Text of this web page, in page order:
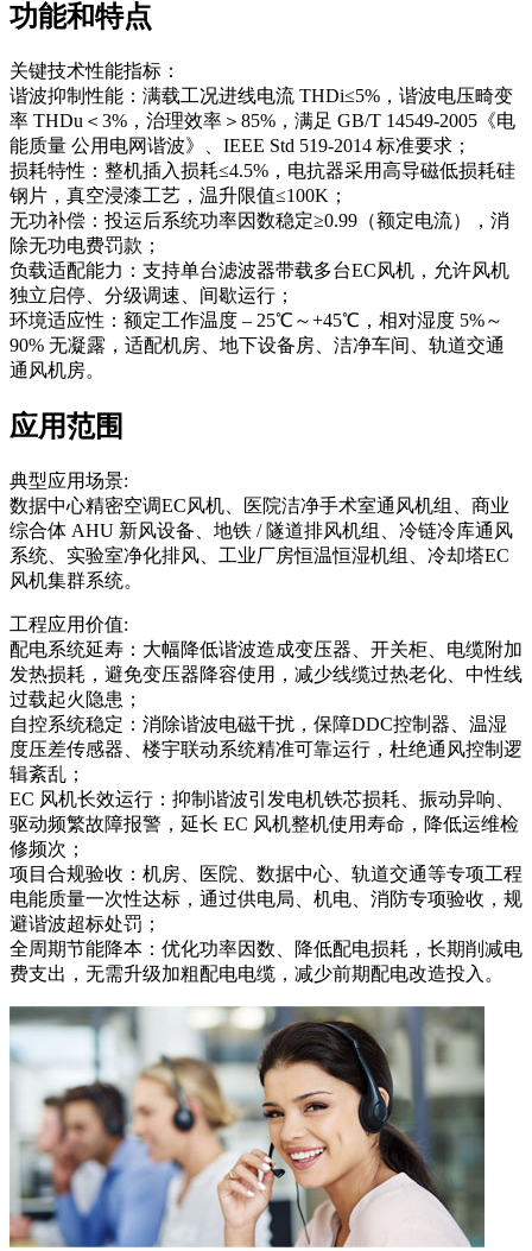
功能和特点
关键技术性能指标：
谐波抑制性能：满载工况进线电流 THDi≤5%，谐波电压畸变
率 THDu＜3%，治理效率＞85%，满足 GB/T 14549-2005《电
能质量 公用电网谐波》、IEEE Std 519-2014 标准要求；
损耗特性：整机插入损耗≤4.5%，电抗器采用高导磁低损耗硅
钢片，真空浸漆工艺，温升限值≤100K；
无功补偿：投运后系统功率因数稳定≥0.99（额定电流），消
除无功电费罚款；
负载适配能力：支持单台滤波器带载多台EC风机，允许风机
独立启停、分级调速、间歇运行；
环境适应性：额定工作温度 – 25℃～+45℃，相对湿度 5%～
90% 无凝露，适配机房、地下设备房、洁净车间、轨道交通
通风机房。
应用范围
典型应用场景:
数据中心精密空调EC风机、医院洁净手术室通风机组、商业
综合体 AHU 新风设备、地铁 / 隧道排风机组、冷链冷库通风
系统、实验室净化排风、工业厂房恒温恒湿机组、冷却塔EC
风机集群系统。
工程应用价值:
配电系统延寿：大幅降低谐波造成变压器、开关柜、电缆附加
发热损耗，避免变压器降容使用，减少线缆过热老化、中性线
过载起火隐患；
自控系统稳定：消除谐波电磁干扰，保障DDC控制器、温湿
度压差传感器、楼宇联动系统精准可靠运行，杜绝通风控制逻
辑紊乱；
EC 风机长效运行：抑制谐波引发电机铁芯损耗、振动异响、
驱动频繁故障报警，延长 EC 风机整机使用寿命，降低运维检
修频次；
项目合规验收：机房、医院、数据中心、轨道交通等专项工程
电能质量一次性达标，通过供电局、机电、消防专项验收，规
避谐波超标处罚；
全周期节能降本：优化功率因数、降低配电损耗，长期削减电
费支出，无需升级加粗配电电缆，减少前期配电改造投入。